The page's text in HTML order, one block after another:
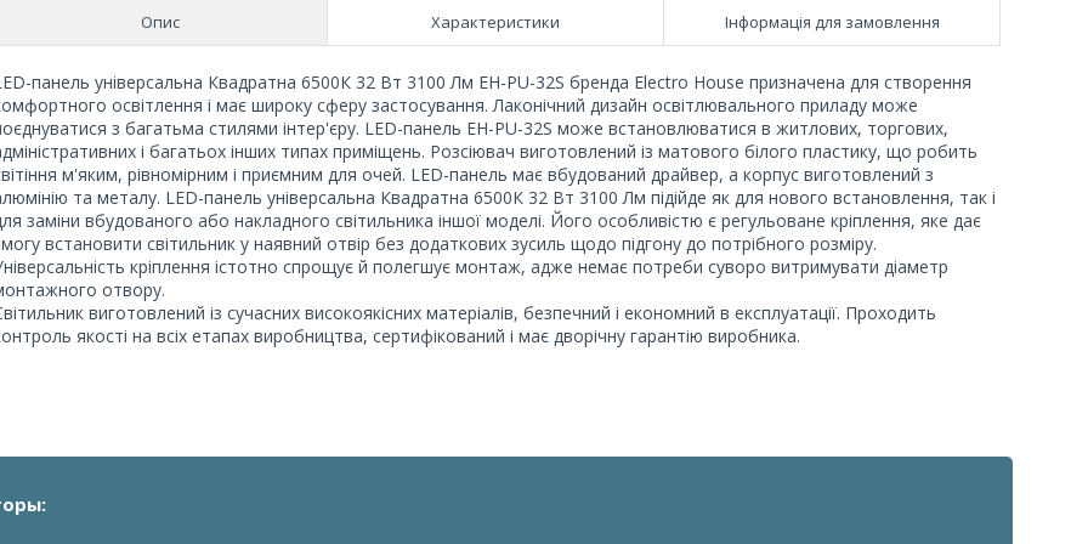
Опис Характеристики Інформація для замовлення
панель універсальна Квадратна 6500К 32 Вт 3100 Лм EH-PU-32S бренда Electro House призначена для створення
освітлення і має широку сферу застосування. Лаконічний дизайн освітлювального приладу може
з багатьма стилями інтер'єру. LED-панель EH-PU-32S може встановлюватися в житлових, торгових,
і багатьох інших типах приміщень. Розсіювач виготовлений із матового білого пластику, що робить
м'яким, рівномірним і приємним для очей. LED-панель має вбудований драйвер, а корпус виготовлений з
та металу. LED-панель універсальна Квадратна 6500К 32 Вт 3100 Лм підійде як для нового встановлення, так і
заміни вбудованого або накладного світильника іншої моделі. Його особливістю є регульоване кріплення, яке дає
встановити світильник у наявний отвір без додаткових зусиль щодо підгону до потрібного розміру.
кріплення істотно спрощує й полегшує монтаж, адже немає потреби суворо витримувати діаметр
отвору.
виготовлений із сучасних високоякісних матеріалів, безпечний і економний в експлуатації. Проходить
якості на всіх етапах виробництва, сертифікований і має дворічну гарантію виробника.